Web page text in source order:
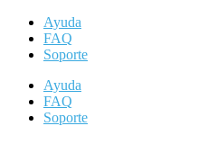
Ayuda
FAQ
Soporte
Ayuda
FAQ
Soporte